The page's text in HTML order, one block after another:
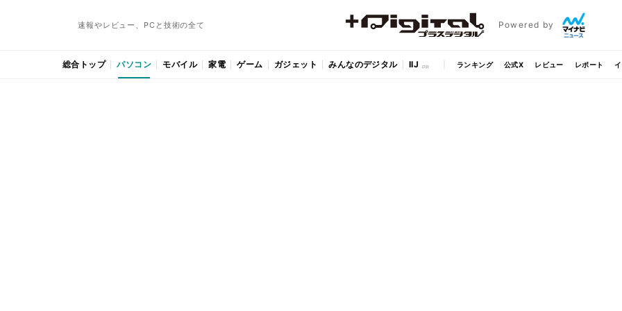
速報やレビュー、PCと技術の全て Powered by
総合トップ パソコン モバイル 家電 ゲーム ガジェット みんなのデジタル IIJ ランキング 公式X レビュー レポート